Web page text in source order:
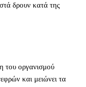
δρουν κατά της
του οργανισμού
και μειώνει τα